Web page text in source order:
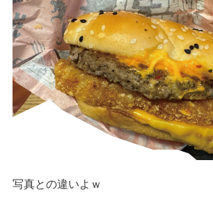
写真との違いよｗ